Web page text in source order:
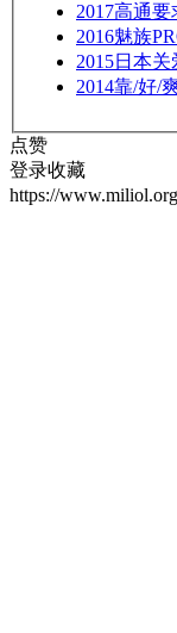
2017高通要
2016魅族
2015日本
2014靠/好/
点赞
登录收藏
https://